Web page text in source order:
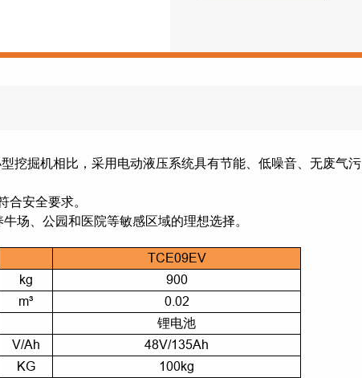
挖掘机相比，采用电动液压系统具有节能、低噪音、无废气污
安全要求。
场、公园和医院等敏感区域的理想选择。
TCE09EV
kg
900
m³
0.02
锂电池
V/Ah
48V/135Ah
KG
100kg